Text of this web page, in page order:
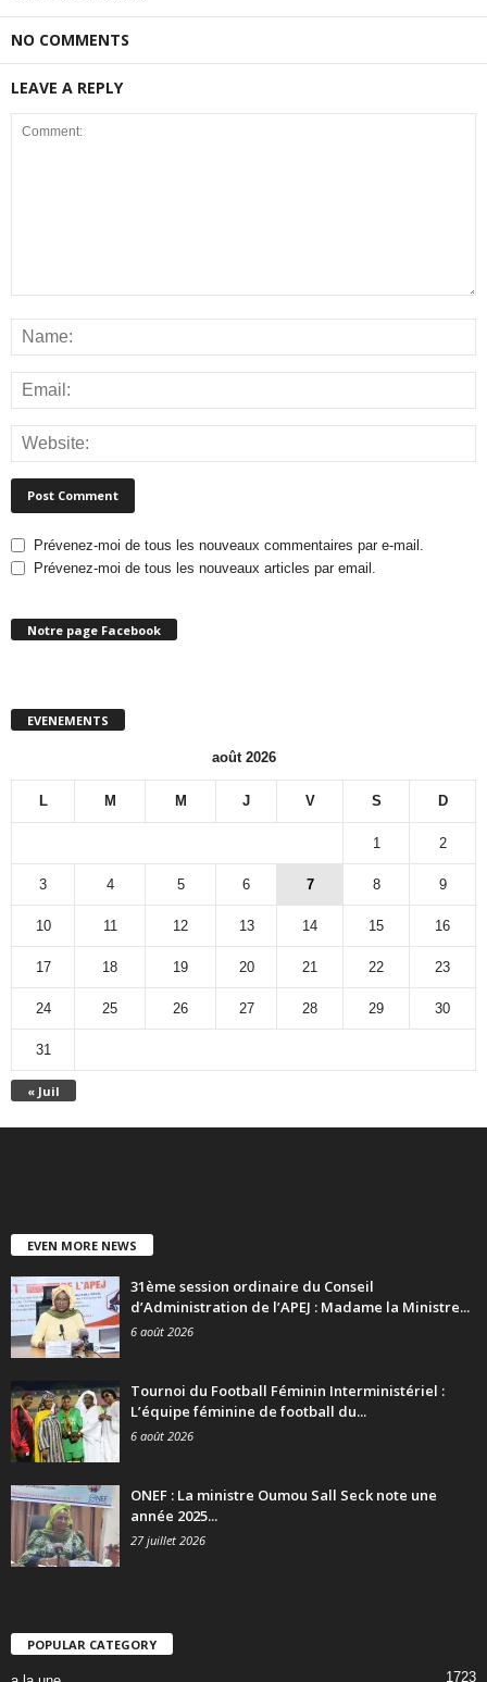
NO COMMENTS
LEAVE A REPLY
Prévenez-moi de tous les nouveaux commentaires par e-mail.
Prévenez-moi de tous les nouveaux articles par email.
Notre page Facebook
EVENEMENTS
août 2026
L M M J V S D
« Juil
1 2
3 4 5 6 7 8 9
10 11 12 13 14 15 16
17 18 19 20 21 22 23
24 25 26 27 28 29 30
31
EVEN MORE NEWS
31ème session ordinaire du Conseil
d’Administration de l’APEJ : Madame la Ministre...
6 août 2026
Tournoi du Football Féminin Interministériel :
L’équipe féminine de football du...
6 août 2026
ONEF : La ministre Oumou Sall Seck note une
année 2025...
27 juillet 2026
POPULAR CATEGORY
1723